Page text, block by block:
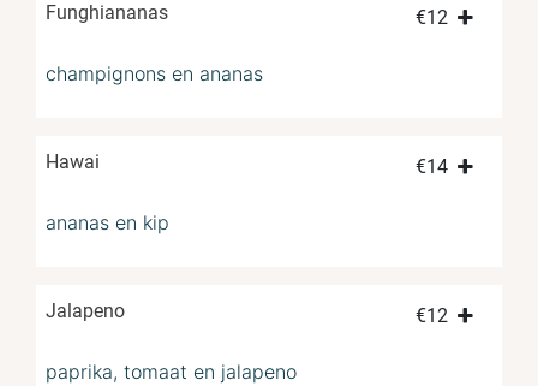
Funghiananas €12
champignons en ananas
Hawai €14
ananas en kip
Jalapeno €12
paprika, tomaat en jalapeno